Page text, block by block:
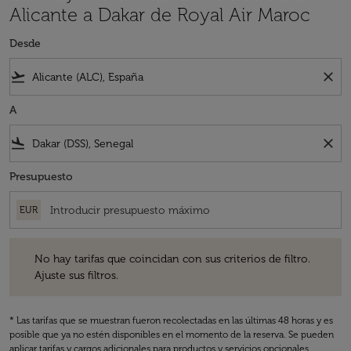
Alicante a Dakar de Royal Air Maroc
Desde
flight_takeoff close
A
flight_land close
Presupuesto
EUR
No hay tarifas que coincidan con sus criterios de filtro.
Ajuste sus filtros.
* Las tarifas que se muestran fueron recolectadas en las últimas 48 horas y es
posible que ya no estén disponibles en el momento de la reserva. Se pueden
aplicar tarifas y cargos adicionales para productos y servicios opcionales.